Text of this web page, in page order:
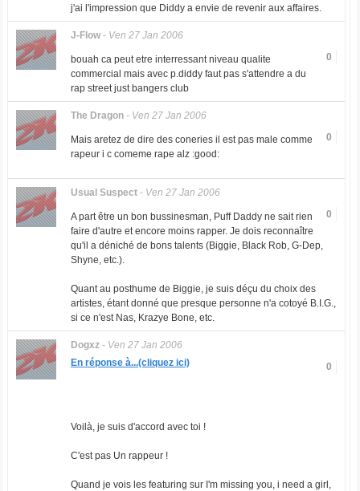
j'ai l'impression que Diddy a envie de revenir aux affaires.
J-Flow- Ven 27 Jan 2006
0
bouah ca peut etre interressant niveau qualite
commercial mais avec p.diddy faut pas s'attendre a du
rap street just bangers club
The Dragon- Ven 27 Jan 2006
0
Mais aretez de dire des coneries il est pas male comme
rapeur i c comeme rape alz :good:
Usual Suspect- Ven 27 Jan 2006
0
A part être un bon bussinesman, Puff Daddy ne sait rien
faire d'autre et encore moins rapper. Je dois reconnaître
qu'il a déniché de bons talents (Biggie, Black Rob, G-Dep,
Shyne, etc.).
Quant au posthume de Biggie, je suis déçu du choix des
artistes, étant donné que presque personne n'a cotoyé B.I.G.,
si ce n'est Nas, Krazye Bone, etc.
Dogxz- Ven 27 Jan 2006
0
En réponse à...(cliquez ici)
Voilà, je suis d'accord avec toi !
C'est pas Un rappeur !
Quand je vois les featuring sur I'm missing you, i need a girl,